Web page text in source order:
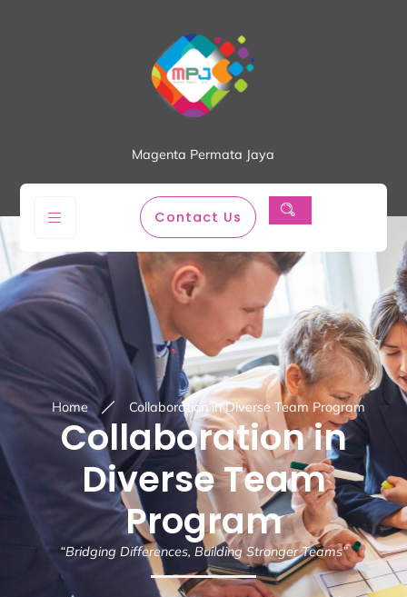
Magenta Permata Jaya
Contact Us
Home Collaboration in Diverse Team Program
Collaboration in
Diverse Team
Program
“Bridging Differences, Building Stronger Teams”